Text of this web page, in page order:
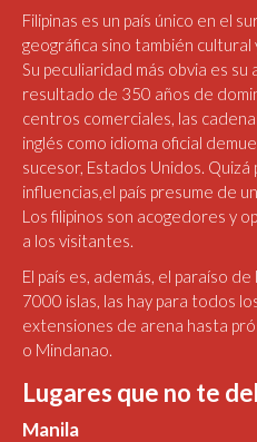
Filipinas es un país único en el
geográfica sino también
Su peculiaridad más obvia es
resultado de 350 años de
centros comerciales, las
inglés como idioma oficial
sucesor, Estados Unidos.
influencias,el país presume de
Los filipinos son acogedores y
a los visitantes.
El país es, además, el paraíso
7000 islas, las hay para todos
extensiones de arena hasta
o Mindanao.
Lugares que no te
Manila